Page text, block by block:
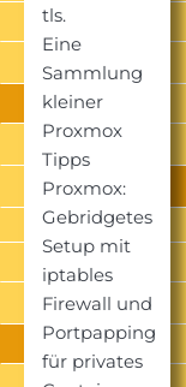
tls.
Eine
Sammlung
kleiner
Proxmox
Tipps
Proxmox:
Gebridgetes
Setup mit
iptables
Firewall und
Portpapping
für privates